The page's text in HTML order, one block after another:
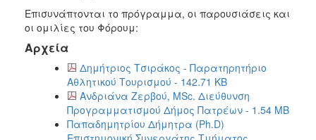
Επισυνάπτονται το πρόγραμμα, οι παρουσιάσεις και
οι ομιλίες του Φόρουμ:
Αρχεία
Δημήτριος Τσιράκος - Παρατηρητήριο
Αθλητικού Τουρισμού - 142.71 KB
Ανδριάνα Ζερβού, MSc. Διεύθυνση
Προγραμματισμού Δήμος Πατρέων - 1.54 MB
Παπαδημητρίου Δήμητρα (Ph.D)